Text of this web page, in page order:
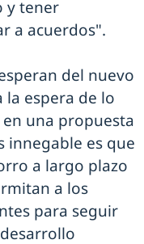
y tener
a acuerdos".
del nuevo
la espera de lo
una propuesta
innegable es que
a largo plazo
a los
para seguir